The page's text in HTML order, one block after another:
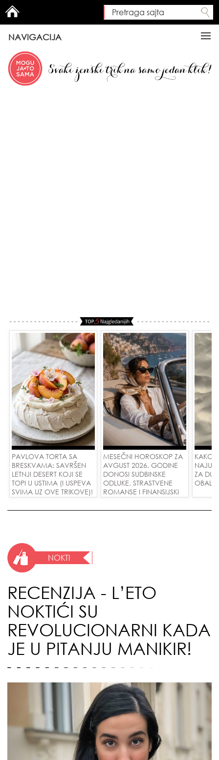
Search form
Pretraga sajta
NAVIGACIJA
PAVLOVA TORTA SA
BRESKVAMA: SAVRŠEN
LETNJI DESERT KOJI SE
TOPI U USTIMA (I USPEVA
SVIMA UZ OVE TRIKOVE)!
MESEČNI HOROSKOP ZA
AVGUST 2026. GODINE
DONOSI SUDBINSKE
ODLUKE, STRASTVENE
ROMANSE I FINANSIJSKI
KAKO
ZA
NOKTI
RECENZIJA - L’ETO
NOKTIĆI SU
REVOLUCIONARNI KADA
JE U PITANJU MANIKIR!